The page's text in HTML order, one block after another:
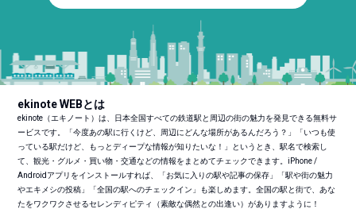
ekinote WEBとは
ekinote（エキノート）は、日本全国すべての鉄道駅と周辺の街の魅力を発見できる無料サ
ービスです。「今度あの駅に行くけど、周辺にどんな場所があるんだろう？」「いつも使
っている駅だけど、もっとディープな情報が知りたいな！」というとき、駅名で検索し
て、観光・グルメ・買い物・交通などの情報をまとめてチェックできます。iPhone /
Androidアプリをインストールすれば、「お気に入りの駅や記事の保存」「駅や街の魅力
やエキメシの投稿」「全国の駅へのチェックイン」も楽しめます。全国の駅と街で、あな
たをワクワクさせるセレンディピティ（素敵な偶然との出逢い）がありますように！